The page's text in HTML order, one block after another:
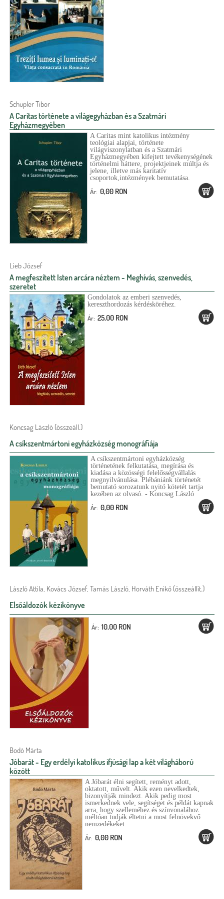
r
l
a
p
Schupler Tibor
A Caritas története a világegyházban és a Szatmári
Egyházmegyében
A Caritas mint katolikus intézmény
teológiai alapjai, története
világviszonylatban és a Szatmári
Egyházmegyében kifejtett tevékenységének
történelmi háttere, projektjeinek múltja és
jelene, illetve más karitatív
csoportok,intézmények bemutatása.
Ár: 0,00 RON
Lieb József
A megfeszített Isten arcára néztem - Meghívás, szenvedés,
szeretet
Gondolatok az emberi szenvedés,
kereszthordozás kérdésköréhez.
Ár: 25,00 RON
Koncsag László (összeáll.)
A csíkszentmártoni egyházközség monográfiája
A csíkszentmártoni egyházközség
történetének felkutatása, megírása és
kiadása a közösségi felelősségvállalás
megnyilvánulása. Plébániánk történetét
bemutató sorozatunk nyitó kötetét tartja
kezében az olvasó. - Koncsag László
Ár: 0,00 RON
László Attila, Kovács József, Tamás László, Horváth Enikő (összeállít.)
Elsőáldozók kézikönyve
Ár: 10,00 RON
Bodó Márta
Jóbarát - Egy erdélyi katolikus ifjúsági lap a két világháború
között
A Jóbarát élni segített, reményt adott,
oktatott, művelt. Akik ezen nevelkedtek,
bizonyítják mindezt. Akik pedig most
ismerkednek vele, segítséget és példát kapnak
arra, hogy szelleméhez és színvonalához
méltóan tudják éltetni a most felnövekvő
nemzedékeket.
Ár: 0,00 RON